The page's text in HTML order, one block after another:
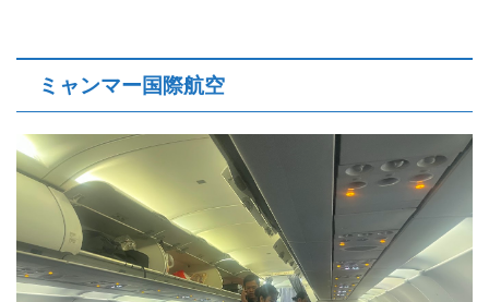
言ったら、まけてもらえました。
空港内の売店でまけてくれるとかあるんだ（笑）
チャットを使い切れてよかったです。
国外に出たらただの紙屑ですから。